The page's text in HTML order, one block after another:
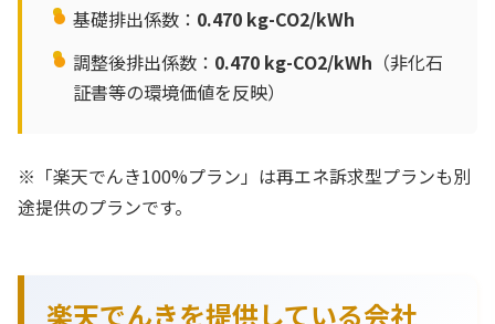
基礎排出係数： 0.470 kg-CO2/kWh
調整後排出係数： 0.470 kg-CO2/kWh （非化石
証書等の環境価値を反映）
※「楽天でんき100%プラン」は再エネ訴求型プランも別
途提供のプランです。
楽天でんきを提供している会社